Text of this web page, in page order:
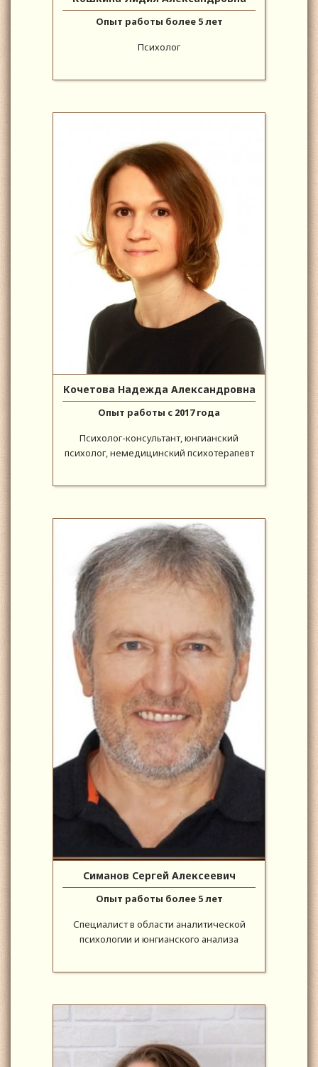
Опыт работы более 5 лет
Психолог
Кочетова Надежда Александровна
Опыт работы с 2017 года
Психолог-консультант, юнгианский
психолог, немедицинский психотерапевт
Симанов Сергей Алексеевич
Опыт работы более 5 лет
Специалист в области аналитической
психологии и юнгианского анализа